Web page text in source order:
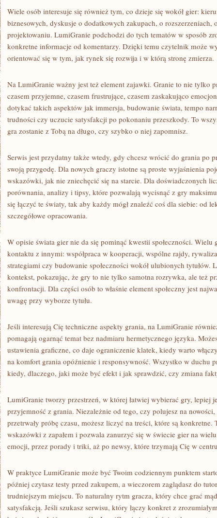
Wiele osób interesuje się również tym, co dzieje się wokół gier:
biznesowych, dyskusje o dodatkowych zakupach, o rozszerzeniach,
projektowaniu. LumiGranie podchodzi do tych tematów w sposób
konkretne informacje od komentarzy. Dzięki temu czytelnik może
orientować się w tym, jak rynek się rozwija i w którą stronę zmierza.
Na LumiGranie ważny jest też element zajawki. Granie to nie tylko
czasem przyjemne, czasem frustrujące, czasem zaskakująco
dotykać takich aspektów jak immersja, budowanie świata, tempo
trudności czy uczucie satysfakcji po pokonaniu przeszkody. To
gra zostanie z Tobą na długo, czy szybko o niej zapomnisz.
Serwis jest przydatny także wtedy, gdy chcesz wrócić do grania po
swoją przygodę. Dla nowych graczy istotne są proste wyjaśnienia
wskazówki, jak nie zniechęcić się na starcie. Dla doświadczonych
porównania, analizy i tipsy, które pozwalają wycisnąć z gry
się łączyć te światy, tak aby każdy mógł znaleźć coś dla siebie: od
szczegółowe opracowania.
W opisie świata gier nie da się pominąć kwestii społeczności.
kontaktu z innymi: współpraca w kooperacji, wspólne rajdy,
strategiami czy budowanie społeczności wokół ulubionych tytułów.
kontekst, pokazując, że gry to nie tylko samotna rozrywka, ale też
konfrontacji. Dla części osób to właśnie element społeczny jest
uwagę przy wyborze tytułu.
Jeśli interesują Cię techniczne aspekty grania, na LumiGranie
pomagają ogarnąć temat bez nadmiaru hermetycznego języka.
ustawienia graficzne, co daje ograniczenie klatek, kiedy warto
na komfort grania opóźnienie i responsywność. Wszystko w duchu
kiedy, dlaczego, jaki może być efekt i jak sprawdzić, czy zmiana
LumiGranie tworzy przestrzeń, w której łatwiej wybierać gry, lepiej
przyjemność z grania. Niezależnie od tego, czy polujesz na
przetrwały próbę czasu, możesz liczyć na treści, które są konkretne.
wskazówki z zapałem i pozwala zanurzyć się w świecie gier na
emocji, przez porady i triki, aż po newsy, które trzymają Cię w
W praktyce LumiGranie może być Twoim codziennym punktem
później czytasz testy przed zakupem, a wieczorem zaglądasz do
trudniejszym miejscu. To naturalny rytm gracza, który chce grać
satysfakcją. Jeśli szukasz serwisu, który łączy konkret z